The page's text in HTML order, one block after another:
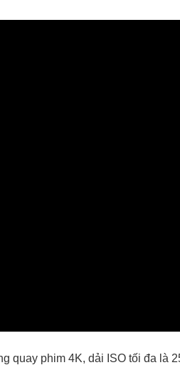
quay phim 4K, dải ISO tối đa là